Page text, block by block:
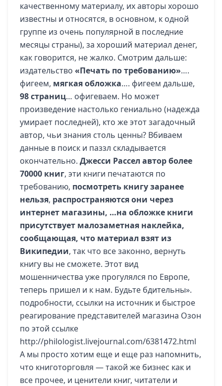
качественному материалу, их авторы хорошо
известны и относятся, в основном, к одной
группе из очень популярной в последние
месяцы страны), за хороший материал денег,
как говорится, не жалко. Смотрим дальше:
издательство «Печать по требованию»….
фигеем, мягкая обложка…. фигеем дальше,
98 страниц… офигеваем. Но может
произведение настолько гениально (надежда
умирает последней), кто же этот загадочный
автор, чьи знания столь ценны? Вбиваем
данные в поиск и паззл складывается
окончательно. Джесси Рассел автор более
70000 книг, эти книги печатаются по
требованию, посмотреть книгу заранее
нельзя, распространяются они через
интернет магазины, …на обложке книги
присутствует малозаметная наклейка,
сообщающая, что материал взят из
Википедии, так что все законно, вернуть
книгу вы не сможете. Этот вид
мошенничества уже прогулялся по Европе,
теперь пришел и к нам. Будьте бдительны».
подробности, ссылки на источник и быстрое
реагирование представителей магазина Озон
по этой ссылке
http://philologist.livejournal.com/6381472.html
А мы просто хотим еще и еще раз напомнить,
что книготорговля — такой же бизнес как и
все прочее, и ценители книг, читатели и